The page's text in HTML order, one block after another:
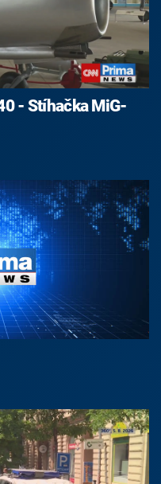
- Stíhačka MiG-